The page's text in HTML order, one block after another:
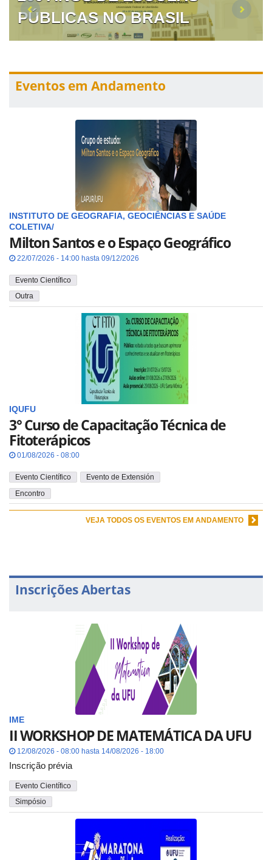
PÚBLICAS NO BRASIL
Eventos em Andamento
INSTITUTO DE GEOGRAFIA, GEOCIÊNCIAS E SAÚDE
COLETIVA/
Milton Santos e o Espaço Geográfico
22/07/2026 - 14:00 hasta 09/12/2026
Evento Científico
Outra
IQUFU
3° Curso de Capacitação Técnica de
Fitoterápicos
01/08/2026 - 08:00
Evento Científico
Evento de Extensión
Encontro
VEJA TODOS OS EVENTOS EM ANDAMENTO
Inscrições Abertas
IME
II WORKSHOP DE MATEMÁTICA DA UFU
12/08/2026 - 08:00 hasta 14/08/2026 - 18:00
Inscrição prévia
Evento Científico
Simpósio